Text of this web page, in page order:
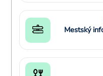
Mestský